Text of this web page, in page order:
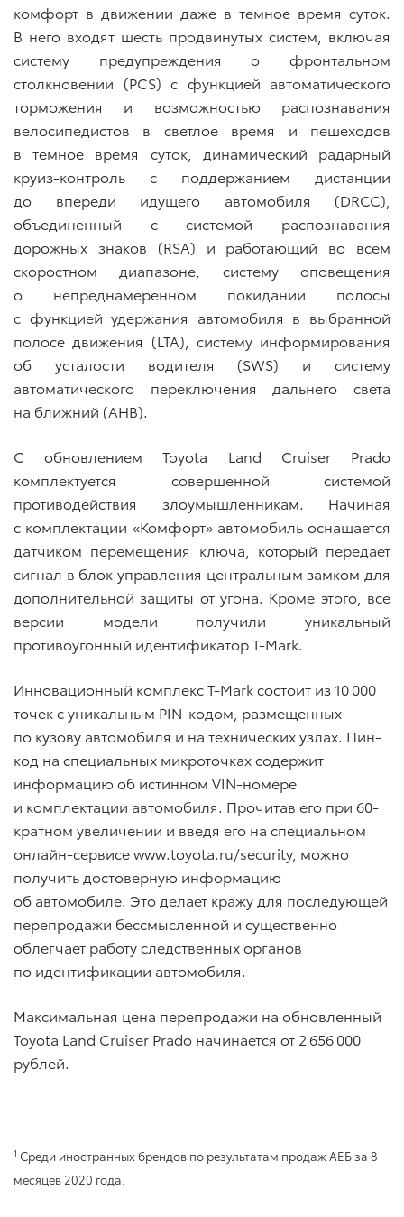
комфорт в движении даже в темное время суток.
В него входят шесть продвинутых систем, включая
систему предупреждения о фронтальном
столкновении (PCS) с функцией автоматического
торможения и возможностью распознавания
велосипедистов в светлое время и пешеходов
в темное время суток, динамический радарный
круиз-контроль с поддержанием дистанции
до впереди идущего автомобиля (DRCC),
объединенный с системой распознавания
дорожных знаков (RSA) и работающий во всем
скоростном диапазоне, систему оповещения
о непреднамеренном покидании полосы
с функцией удержания автомобиля в выбранной
полосе движения (LTA), систему информирования
об усталости водителя (SWS) и систему
автоматического переключения дальнего света
на ближний (AHB).
С обновлением Toyota Land Cruiser Prado
комплектуется совершенной системой
противодействия злоумышленникам. Начиная
с комплектации «Комфорт» автомобиль оснащается
датчиком перемещения ключа, который передает
сигнал в блок управления центральным замком для
дополнительной защиты от угона. Кроме этого, все
версии модели получили уникальный
противоугонный идентификатор T-Mark.
Инновационный комплекс T-Mark состоит из 10 000
точек с уникальным PIN-кодом, размещенных
по кузову автомобиля и на технических узлах. Пин-
код на специальных микроточках содержит
информацию об истинном VIN-номере
и комплектации автомобиля. Прочитав его при 60-
кратном увеличении и введя его на специальном
онлайн-сервисе www.toyota.ru/security, можно
получить достоверную информацию
об автомобиле. Это делает кражу для последующей
перепродажи бессмысленной и существенно
облегчает работу следственных органов
по идентификации автомобиля.
Максимальная цена перепродажи на обновленный
Toyota Land Cruiser Prado начинается от 2 656 000
рублей.
1 Среди иностранных брендов по результатам продаж АЕБ за 8
месяцев 2020 года.